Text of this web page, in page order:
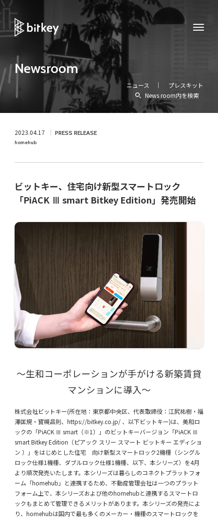
Newsroom
ニュース
プレスキット
News room内を検索
2023.04.17 PRESS RELEASE
homehub
ビットキー、住宅向け新型スマートロック
「PiACK Ⅲ smart Bitkey Edition」発売開始
〜生和コーポレーションが手がける新築賃貸
マンションに導入〜
株式会社ビットキー(所在地：東京都中央区、代表取締役：江尻祐樹・福
澤匡規・寳槻昌則、https://bitkey.co.jp/ 、以下ビットキー)は、美和ロ
ックの「PiACK Ⅲ smart（※1）」のビットキーバージョン「PiACK Ⅲ
smart Bitkey Edition（ピアック スリー スマート ビットキー エディショ
ン ）」をはじめとした住宅 向け新型スマートロック2機種（シングル
ロック仕様1機種、ダブルロック仕様1機種、以下、本シリーズ）を4月
より順次発売いたします。本シリーズは暮らしのコネクトプラットフォ
ーム「homehub」と連携するため、不動産管理会社は一つのプラット
フォーム上で、本シリーズおよび他のhomehubと連携するスマートロ
ックもまとめて管理できるメリットがあります。本シリーズの発売によ
り、homehubは国内で最も多くのメーカー・機種のスマートロックを